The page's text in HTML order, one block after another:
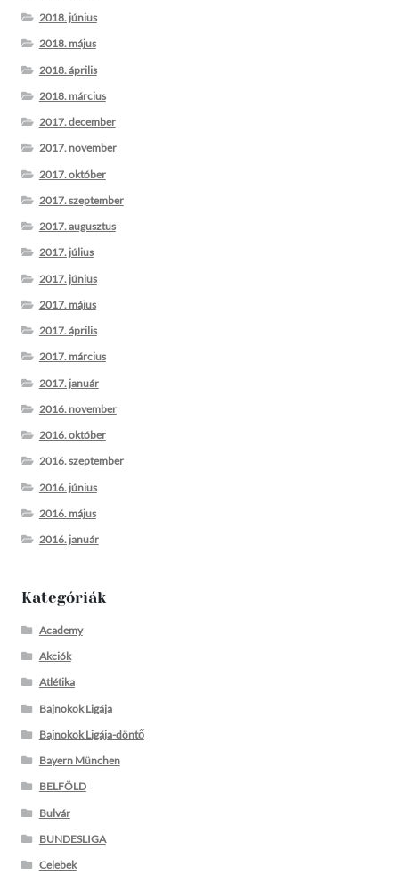
2018. június
2018. május
2018. április
2018. március
2017. december
2017. november
2017. október
2017. szeptember
2017. augusztus
2017. július
2017. június
2017. május
2017. április
2017. március
2017. január
2016. november
2016. október
2016. szeptember
2016. június
2016. május
2016. január
Kategóriák
Academy
Akciók
Atlétika
Bajnokok Ligája
Bajnokok Ligája-döntő
Bayern München
BELFÖLD
Bulvár
BUNDESLIGA
Celebek